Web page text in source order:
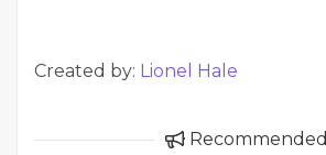
Created by: Lionel Hale
Recommended